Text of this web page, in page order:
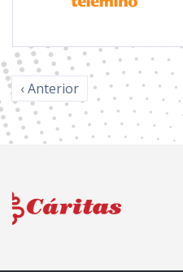
‹ Anterior